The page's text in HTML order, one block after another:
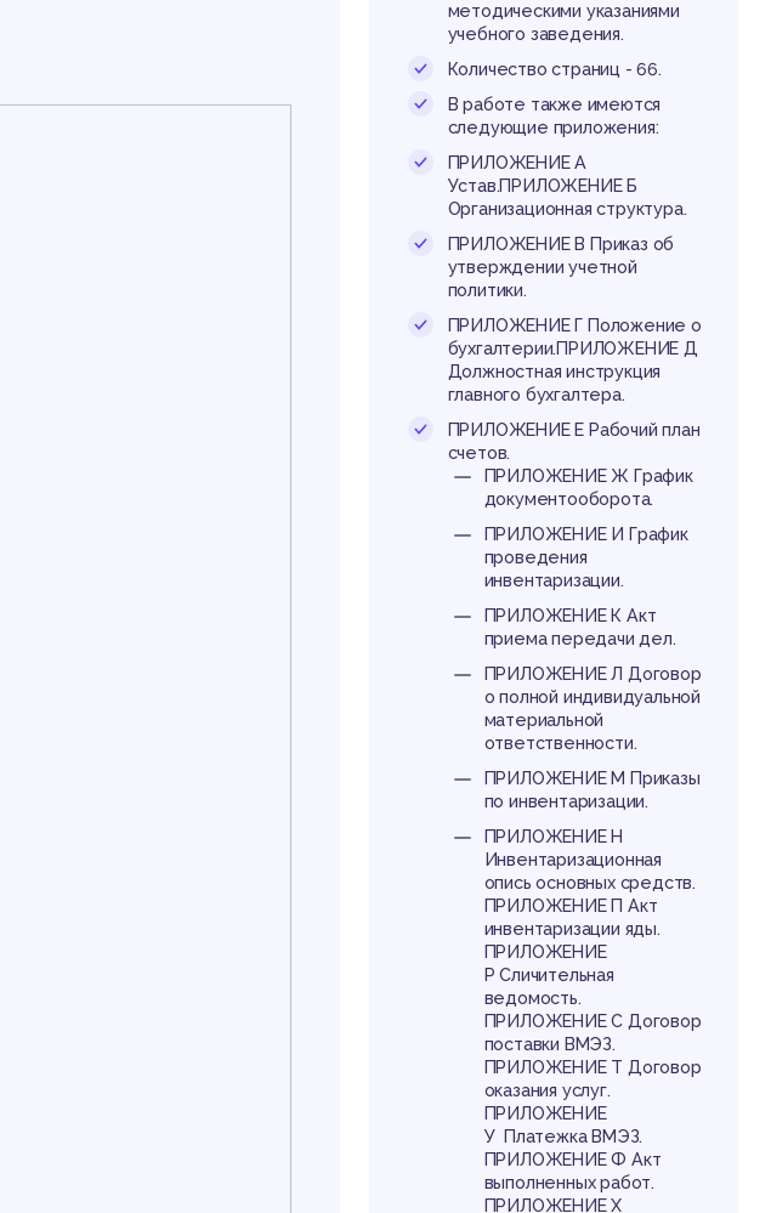
методическими указаниями
учебного заведения.
Количество страниц - 66.
В работе также имеются
следующие приложения:
ПРИЛОЖЕНИЕ А
Устав.ПРИЛОЖЕНИЕ Б
Организационная структура.
ПРИЛОЖЕНИЕ В Приказ об
утверждении учетной
политики.
ПРИЛОЖЕНИЕ Г Положение о
бухгалтерии.ПРИЛОЖЕНИЕ Д
Должностная инструкция
главного бухгалтера.
ПРИЛОЖЕНИЕ Е Рабочий план
счетов.
ПРИЛОЖЕНИЕ Ж График
документооборота.
ПРИЛОЖЕНИЕ И График
проведения
инвентаризации.
ПРИЛОЖЕНИЕ К Акт
приема передачи дел.
ПРИЛОЖЕНИЕ Л Договор
о полной индивидуальной
материальной
ответственности.
ПРИЛОЖЕНИЕ М Приказы
по инвентаризации.
ПРИЛОЖЕНИЕ Н
Инвентаризационная
опись основных средств.
ПРИЛОЖЕНИЕ П Акт
инвентаризации яды.
ПРИЛОЖЕНИЕ
Р Сличительная
ведомость.
ПРИЛОЖЕНИЕ С Договор
поставки ВМЭЗ.
ПРИЛОЖЕНИЕ Т Договор
оказания услуг.
ПРИЛОЖЕНИЕ
У Платежка ВМЭЗ.
ПРИЛОЖЕНИЕ Ф Акт
выполненных работ.
ПРИЛОЖЕНИЕ Х